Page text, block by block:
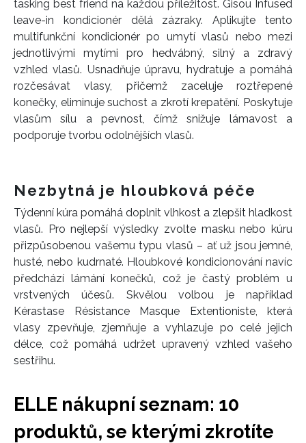
INFORMACE
tasking best friend na každou příležitost. Gisou Infused
leave-in kondicionér dělá zázraky. Aplikujte tento
multifunkční kondicionér po umytí vlasů nebo mezi
jednotlivými mytími pro hedvábný, silný a zdravý
vzhled vlasů. Usnadňuje úpravu, hydratuje a pomáhá
rozčesávat vlasy, přičemž zaceluje roztřepené
konečky, eliminuje suchost a zkrotí krepatění. Poskytuje
vlasům sílu a pevnost, čímž snižuje lámavost a
podporuje tvorbu odolnějších vlasů.
Nezbytná je hloubková péče
Týdenní kúra pomáhá doplnit vlhkost a zlepšit hladkost
vlasů. Pro nejlepší výsledky zvolte masku nebo kúru
přizpůsobenou vašemu typu vlasů – ať už jsou jemné,
husté, nebo kudrnaté. Hloubkové kondicionování navíc
předchází lámání konečků, což je častý problém u
vrstvených účesů. Skvělou volbou je například
Kérastase Résistance Masque Extentioniste, která
vlasy zpevňuje, zjemňuje a vyhlazuje po celé jejich
délce, což pomáhá udržet upravený vzhled vašeho
sestřihu.
ELLE nákupní seznam: 10
produktů, se kterými zkrotíte